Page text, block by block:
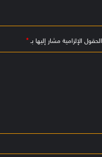
الحقول الإلزامية مشار إليها بـ*